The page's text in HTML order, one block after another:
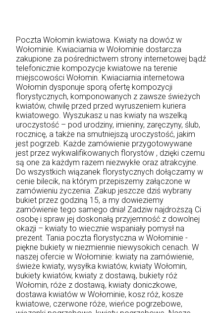
Poczta Wołomin kwiatowa. Kwiaty na dowóz w
Wołominie. Kwiaciarnia w Wołominie dostarcza
zakupione za pośrednictwem strony internetowej bądź
telefonicznie kompozycje kwiatowe na terenie
miejscowości Wołomin. Kwiaciarnia internetowa
Wołomin dysponuje sporą ofertę kompozycji
florystycznych, komponowanych z zawsze świeżych
kwiatów, chwilę przed przed wyruszeniem kuriera
kwiatowego. Wyszukasz u nas kwiaty na wszelką
uroczystość – pod urodziny, imieniny, zaręczyny, ślub,
rocznicę, a także na smutniejszą uroczystość, jakim
jest pogrzeb. Każde zamówienie przygotowywane
jest przez wykwalifikowanych florystów , dzięki czemu
są one za każdym razem niezwykłe oraz atrakcyjne.
Do wszystkich wiązanek florystycznych dołączamy w
cenie bilecik, na którym przepiszemy załączone w
zamówieniu życzenia. Zakup jeszcze dziś wybrany
bukiet przez godziną 15, a my dowieziemy
zamówienie tego samego dnia! Zadziw najdroższą Ci
osobę i spraw jej doskonałą przyjemność z dowolnej
okazji – kwiaty to wiecznie wspaniały pomysł na
prezent. Tania poczta florystyczna w Wołominie -
piękne bukiety w niezmiennie niewysokich cenach. W
naszej ofercie w Wołominie: kwiaty na zamówienie,
świeże kwiaty, wysyłka kwiatów, kwiaty Wołomin,
bukiety kwiatów, kwiaty z dostawą, bukiety róż
Wołomin, róże z dostawą, kwiaty doniczkowe,
dostawa kwiatów w Wołominie, kosz róż, kosze
kwiatowe, czerwone róże, wieńce pogrzebowe,